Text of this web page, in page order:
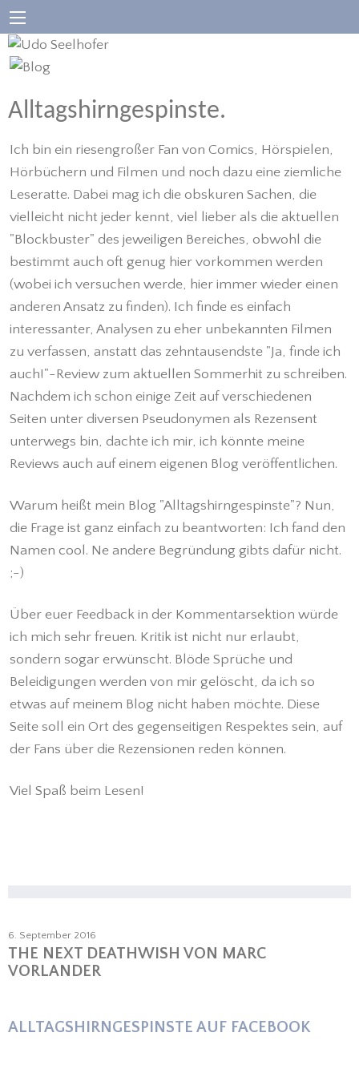
Alltagshirngespinste.
Ich bin ein riesengroßer Fan von Comics, Hörspielen,
Hörbüchern und Filmen und noch dazu eine ziemliche
Leseratte. Dabei mag ich die obskuren Sachen, die
vielleicht nicht jeder kennt, viel lieber als die aktuellen
"Blockbuster" des jeweiligen Bereiches, obwohl die
bestimmt auch oft genug hier vorkommen werden
(wobei ich versuchen werde, hier immer wieder einen
anderen Ansatz zu finden). Ich finde es einfach
interessanter, Analysen zu eher unbekannten Filmen
zu verfassen, anstatt das zehntausendste "Ja, finde ich
auch!"-Review zum aktuellen Sommerhit zu schreiben.
Nachdem ich schon einige Zeit auf verschiedenen
Seiten unter diversen Pseudonymen als Rezensent
unterwegs bin, dachte ich mir, ich könnte meine
Reviews auch auf einem eigenen Blog veröffentlichen.
Warum heißt mein Blog "Alltagshirngespinste"? Nun,
die Frage ist ganz einfach zu beantworten: Ich fand den
Namen cool. Ne andere Begründung gibts dafür nicht.
;-)
Über euer Feedback in der Kommentarsektion würde
ich mich sehr freuen. Kritik ist nicht nur erlaubt,
sondern sogar erwünscht. Blöde Sprüche und
Beleidigungen werden von mir gelöscht, da ich so
etwas auf meinem Blog nicht haben möchte. Diese
Seite soll ein Ort des gegenseitigen Respektes sein, auf
der Fans über die Rezensionen reden können.
Viel Spaß beim Lesen!
6. September 2016
THE NEXT DEATHWISH VON MARC
VORLANDER
ALLTAGSHIRNGESPINSTE AUF FACEBOOK